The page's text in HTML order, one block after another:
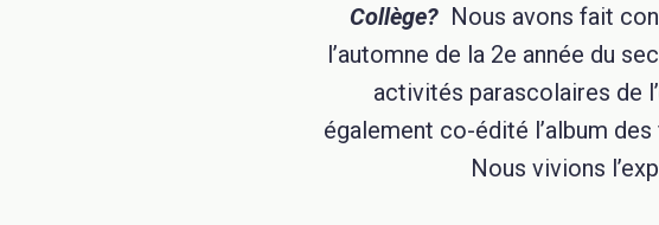
Collège? Nous avons fait
l’automne de la 2e année du
activités parascolaires de
également co-édité l’album
Nous vivions